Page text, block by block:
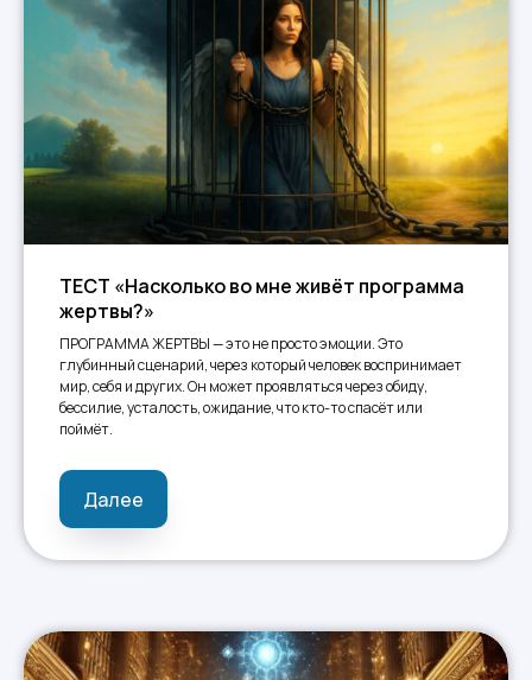
ТЕСТ «Насколько во мне живёт программа
жертвы?»
ПРОГРАММА ЖЕРТВЫ — это не просто эмоции. Это
глубинный сценарий, через который человек воспринимает
мир, себя и других. Он может проявляться через обиду,
бессилие, усталость, ожидание, что кто-то спасёт или
поймёт.
Далее